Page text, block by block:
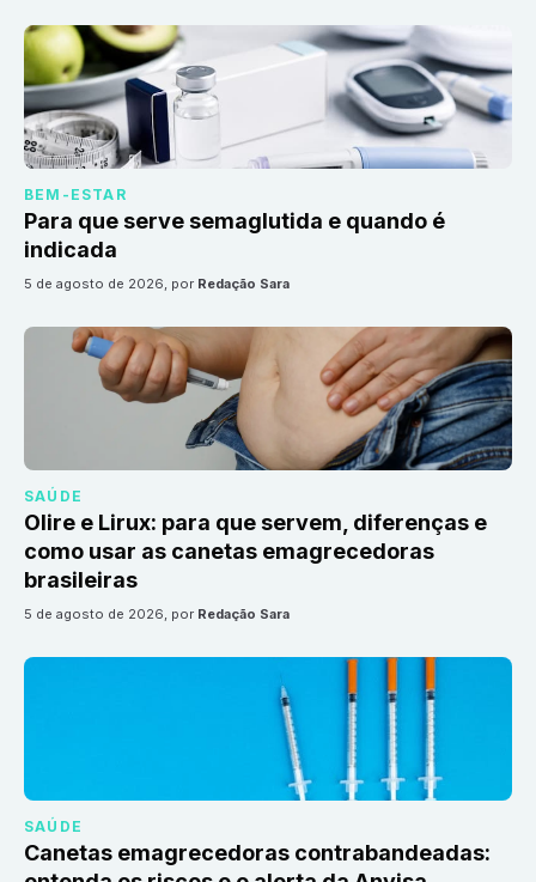
BEM-ESTAR
Para que serve semaglutida e quando é
indicada
5 de agosto de 2026, por Redação Sara
SAÚDE
Olire e Lirux: para que servem, diferenças e
como usar as canetas emagrecedoras
brasileiras
5 de agosto de 2026, por Redação Sara
SAÚDE
Canetas emagrecedoras contrabandeadas: